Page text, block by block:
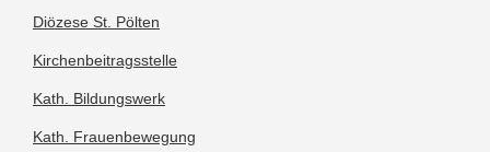
Diözese St. Pölten
Kirchenbeitragsstelle
Kath. Bildungswerk
Kath. Frauenbewegung